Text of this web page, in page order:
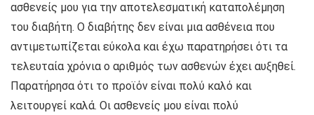
ασθενείς μου για την αποτελεσματική καταπολέμηση
του διαβήτη. Ο διαβήτης δεν είναι μια ασθένεια που
αντιμετωπίζεται εύκολα και έχω παρατηρήσει ότι τα
τελευταία χρόνια ο αριθμός των ασθενών έχει αυξηθεί.
Παρατήρησα ότι το προϊόν είναι πολύ καλό και
λειτουργεί καλά. Οι ασθενείς μου είναι πολύ